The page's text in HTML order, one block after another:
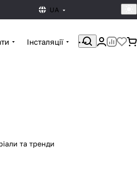
UA
Інсталяції
та тренди